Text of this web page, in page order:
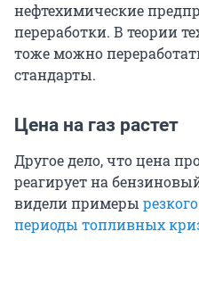
нефтехимические
переработки. В теории
тоже можно
стандарты.
Цена на газ растет
Другое дело, что цена
реагирует на
видели примеры
периоды топливных